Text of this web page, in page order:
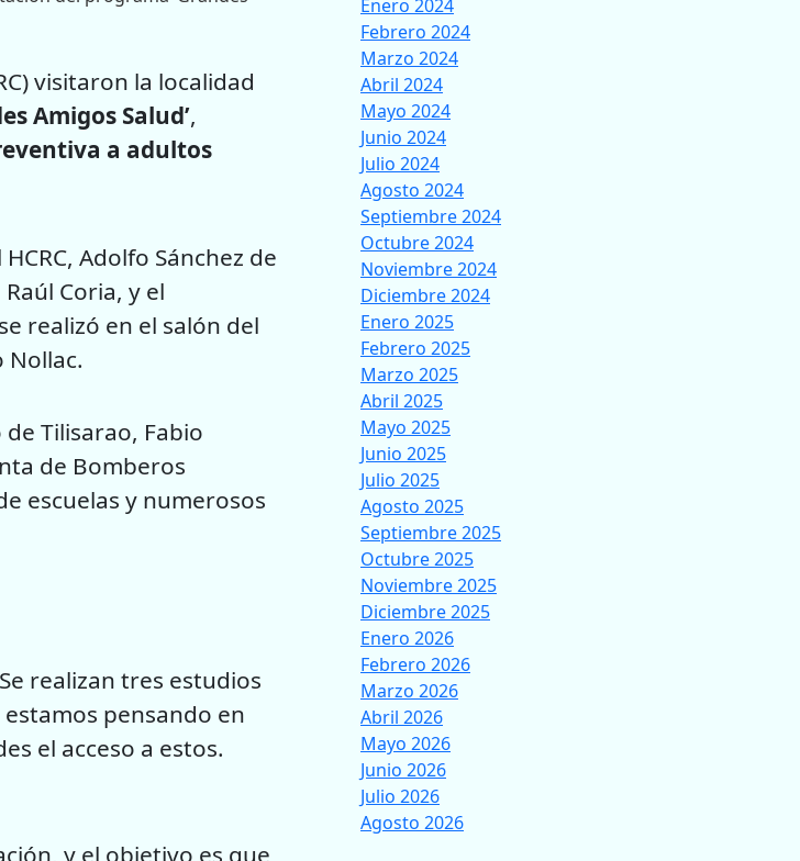
visitaron la localidad
Amigos Salud’,
a adultos
Adolfo Sánchez de
Coria, y el
realizó en el salón del
Tilisarao, Fabio
de Bomberos
escuelas y numerosos
realizan tres estudios
estamos pensando en
el acceso a estos.
y el objetivo es que
Enero 2024
Febrero 2024
Marzo 2024
Abril 2024
Mayo 2024
Junio 2024
Julio 2024
Agosto 2024
Septiembre 2024
Octubre 2024
Noviembre 2024
Diciembre 2024
Enero 2025
Febrero 2025
Marzo 2025
Abril 2025
Mayo 2025
Junio 2025
Julio 2025
Agosto 2025
Septiembre 2025
Octubre 2025
Noviembre 2025
Diciembre 2025
Enero 2026
Febrero 2026
Marzo 2026
Abril 2026
Mayo 2026
Junio 2026
Julio 2026
Agosto 2026